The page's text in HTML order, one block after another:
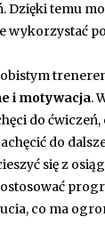
Dzięki temu
wykorzystać
i motywacja.
do
do
się z
co ma